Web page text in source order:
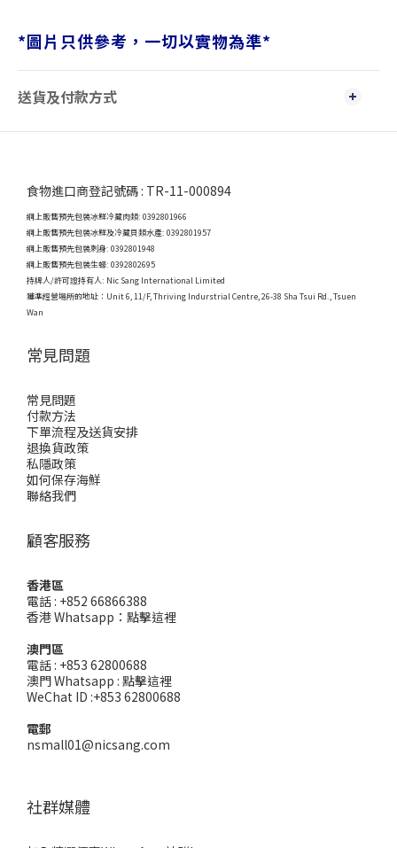
*圖片只供參考，一切以實物為準*
送貨及付款方式
食物進口商登記號碼 : TR-11-000894
網上販售預先包裝冰鮮冷藏肉類: 0392801966
網上販售預先包裝冰鮮及冷藏貝類水產: 0392801957
網上販售預先包裝刺身: 0392801948
網上販售預先包裝生蠔: 0392802695
持牌人/許可證持有人: Nic Sang International Limited
獲準經營場所的地址： Unit 6, 11/F, Thriving Indurstrial Centre, 26-38 Sha Tsui Rd., Tsuen
Wan
常見問題
常見問題
付款方法
下單流程及送貨安排
退換貨政策
私隱政策
如何保存海鮮
聯絡我們
顧客服務
香港區
電話 : +852 66866388
香港 Whatsapp： 點擊這裡
澳門區
電話 : +853 62800688
澳門 Whatsapp : 點擊這裡
WeChat ID :+853 62800688
電郵
nsmall01@nicsang.com
社群媒體